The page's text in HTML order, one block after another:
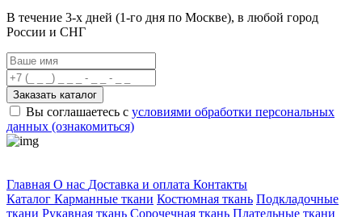
В течение 3-х дней (1-го дня по Москве), в любой город
России и СНГ
Заказать каталог
Вы соглашаетесь с условиями обработки персональных
данных (ознакомиться)
Главная О нас Доставка и оплата Контакты
Каталог Карманные ткани Костюмная ткань Подкладочные
ткани Рукавная ткань Сорочечная ткань Плательные ткани